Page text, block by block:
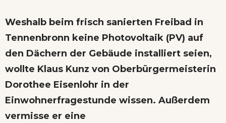
Weshalb beim frisch sanierten Freibad in
Tennenbronn keine Photovoltaik (PV) auf
den Dächern der Gebäude installiert seien,
wollte Klaus Kunz von Oberbürgermeisterin
Dorothee Eisenlohr in der
Einwohnerfragestunde wissen. Außerdem
vermisse er eine